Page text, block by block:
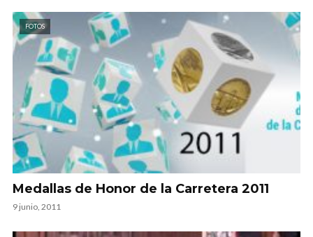
FOTOS
Medallas de Honor de la Carretera 2011
9 junio, 2011